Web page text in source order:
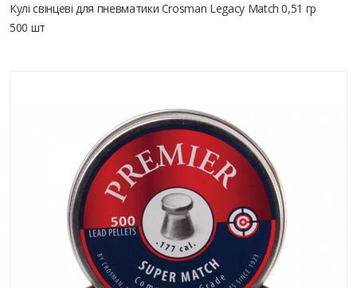
Кулі свінцеві для пневматики Crosman Legacy Match 0,51 гр
500 шт